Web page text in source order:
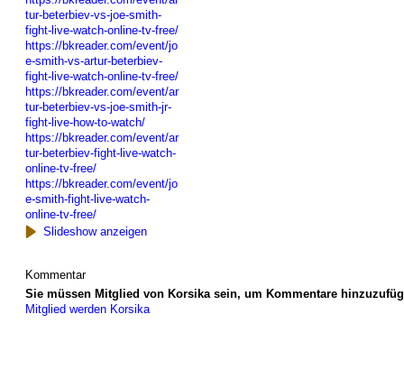
tur-beterbiev-vs-joe-smith-
fight-live-watch-online-tv-free/
https://bkreader.com/event/jo
e-smith-vs-artur-beterbiev-
fight-live-watch-online-tv-free/
https://bkreader.com/event/ar
tur-beterbiev-vs-joe-smith-jr-
fight-live-how-to-watch/
https://bkreader.com/event/ar
tur-beterbiev-fight-live-watch-
online-tv-free/
https://bkreader.com/event/jo
e-smith-fight-live-watch-
online-tv-free/
Slideshow anzeigen
Kommentar
Sie müssen Mitglied von Korsika sein, um Kommentare
Mitglied werden Korsika